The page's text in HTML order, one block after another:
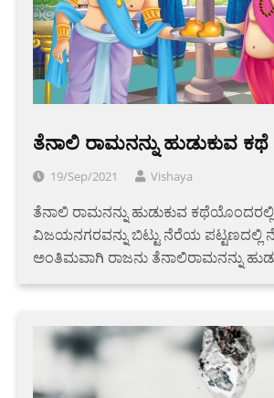
ತೆನಾಲಿ ರಾಮನನ್ನು ಹುಡುಕುವ ಕಥೆ
19/Sep/2021 Vishaya
ತೆನಾಲಿ ರಾಮನನ್ನು ಹುಡುಕುವ
ವಿಜಯನಗರವನ್ನು ಬಿಟ್ಟು ನೆರೆಯ ಪಟ್ಟಣದಲ್ಲಿ
ಅಂತಿಮವಾಗಿ ರಾಜನು ತೆನಾಲಿರಾಮನನ್ನು